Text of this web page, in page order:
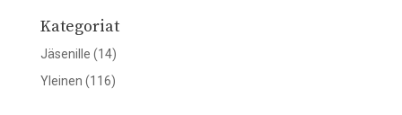
Kategoriat
Jäsenille (14)
Yleinen (116)